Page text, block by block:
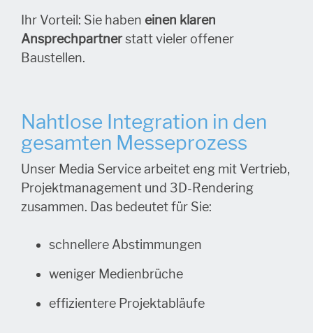
Ihr Vorteil: Sie haben einen klaren
Ansprechpartnerstatt vieler offener
Baustellen.
Nahtlose Integration in den
gesamten Messeprozess
Unser Media Service arbeitet eng mit Vertrieb,
Projektmanagement und 3D-Rendering
zusammen. Das bedeutet für Sie:
schnellere Abstimmungen
weniger Medienbrüche
effizientere Projektabläufe